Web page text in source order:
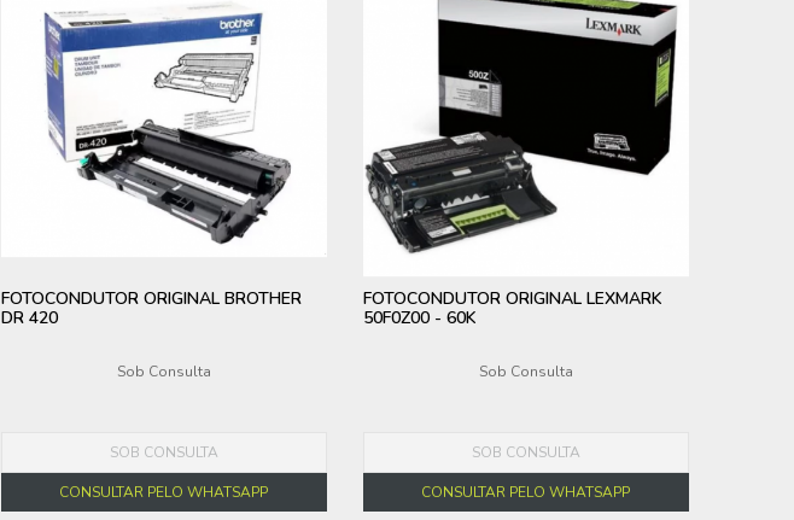
FOTOCONDUTOR ORIGINAL BROTHER
DR 420
Sob Consulta
SOB CONSULTA
CONSULTAR PELO WHATSAPP
FOTOCONDUTOR ORIGINAL LEXMARK
50F0Z00 - 60K
Sob Consulta
SOB CONSULTA
CONSULTAR PELO WHATSAPP